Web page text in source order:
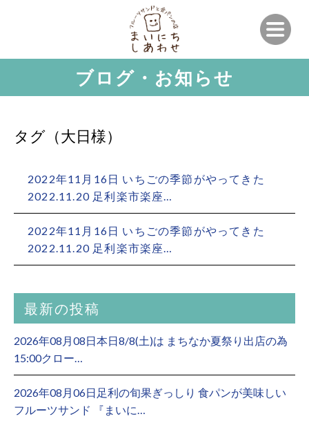
ブログ・お知らせ
タグ（大日様）
2022年11月16日 いちごの季節がやってきた
2022.11.20 足利楽市楽座…
2022年11月16日 いちごの季節がやってきた
2022.11.20 足利楽市楽座…
最新の投稿
2026年08月08日本日8/8(土)は まちなか夏祭り出店の為
15:00クロー…
2026年08月06日足利の旬果ぎっしり 食パンが美味しい
フルーツサンド 『まいに…